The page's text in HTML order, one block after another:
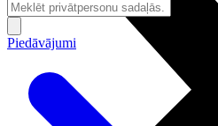
Piedāvājumi